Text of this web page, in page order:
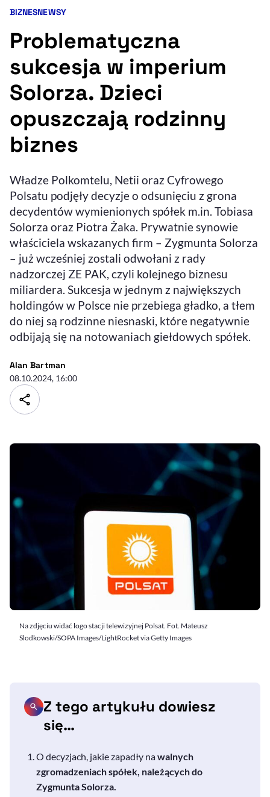
Ułatwienia dostępności wspierają:
Sprawdź, jak i dlaczego zwiększamy dostępność, otwiera się w nowym
Deklaracja dostępności , otwiera się w nowym oknie
Zgłoś problem
, otwiera się w
Kategorie artykułu:
BIZNESNEWSY
Problematyczna
sukcesja w imperium
Solorza. Dzieci
opuszczają rodzinny
biznes
Władze Polkomtelu, Netii oraz Cyfrowego
Polsatu podjęły decyzje o odsunięciu z grona
decydentów wymienionych spółek m.in. Tobiasa
Solorza oraz Piotra Żaka. Prywatnie synowie
właściciela wskazanych firm – Zygmunta Solorza
– już wcześniej zostali odwołani z rady
nadzorczej ZE PAK, czyli kolejnego biznesu
miliardera. Sukcesja w jednym z największych
holdingów w Polsce nie przebiega gładko, a tłem
do niej są rodzinne niesnaski, które negatywnie
odbijają się na notowaniach giełdowych spółek.
Alan Bartman- autor artykułu - profil
08.10.2024, 16:00
Na zdjęciu widać logo stacji telewizyjnej Polsat. Fot. Mateusz
Slodkowski/SOPA Images/LightRocket via Getty Images
Z tego artykułu dowiesz
się…
O decyzjach, jakie zapadły nawalnych
zgromadzeniach spółek, należących do
Zygmunta Solorza.